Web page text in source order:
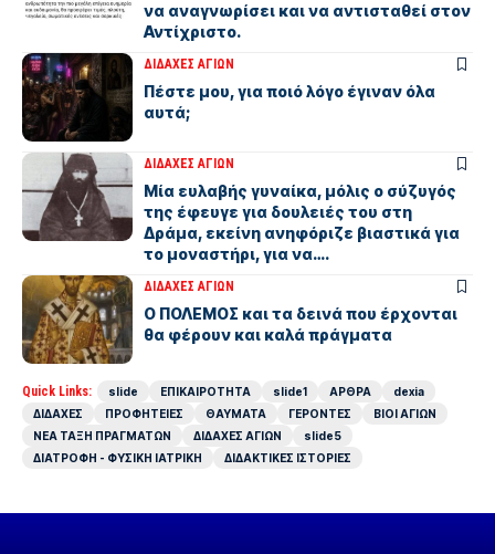
να αναγνωρίσει και να αντισταθεί στον
Αντίχριστο.
ΔΙΔΑΧΕΣ ΑΓΙΩΝ
Πέστε μου, για ποιό λόγο έγιναν όλα
αυτά;
ΔΙΔΑΧΕΣ ΑΓΙΩΝ
Μία ευλαβής γυναίκα, μόλις ο σύζυγός
της έφευγε για δουλειές του στη
Δράμα, εκείνη ανηφόριζε βιαστικά για
το μοναστήρι, για να….
ΔΙΔΑΧΕΣ ΑΓΙΩΝ
Ο ΠΟΛΕΜΟΣ και τα δεινά που έρχονται
θα φέρουν και καλά πράγματα
Quick Links: slide ΕΠΙΚΑΙΡΟΤΗΤΑ slide1 ΑΡΘΡΑ
dexia
ΔΙΔΑΧΕΣ
ΠΡΟΦΗΤΕΙΕΣ ΘΑΥΜΑΤΑ ΓΕΡΟΝΤΕΣ
ΒΙΟΙ ΑΓΙΩΝ
ΝΕΑ ΤΑΞΗ ΠΡΑΓΜΑΤΩΝ
ΔΙΔΑΧΕΣ ΑΓΙΩΝ
slide5
ΔΙΑΤΡΟΦΗ - ΦΥΣΙΚΗ ΙΑΤΡΙΚΗ
ΔΙΔΑΚΤΙΚΕΣ ΙΣΤΟΡΙΕΣ